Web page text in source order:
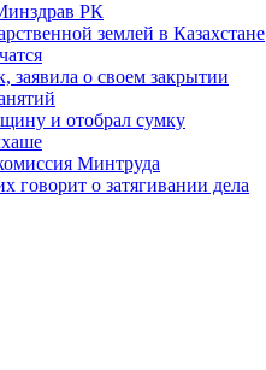
РК
землей в Казахстане
заявила о своем закрытии
и отобрал сумку
Минтруда
говорит о затягивании дела